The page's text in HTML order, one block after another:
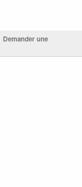
Demander une